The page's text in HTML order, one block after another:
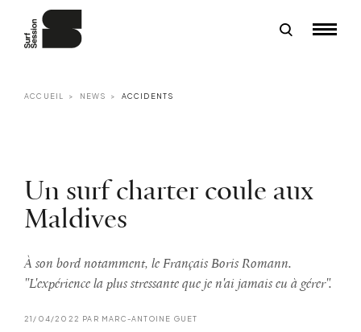
ACCUEIL NEWS ACCIDENTS
Un surf charter coule aux
Maldives
À son bord notamment, le Français Boris Romann.
"L'expérience la plus stressante que je n'ai jamais eu à gérer".
21/04/2022 PAR MARC-ANTOINE GUET